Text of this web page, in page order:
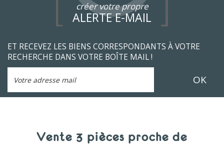
créer votre propre
ALERTE E-MAIL
ET RECEVEZ LES BIENS CORRESPONDANTS À VOTRE
RECHERCHE DANS VOTRE BOÎTE MAIL !
OK
Vente 3 pièces proche de